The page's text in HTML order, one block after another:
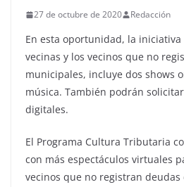
27 de octubre de 2020 Redacción
En esta oportunidad, la
vecinas y los vecinos que no
municipales, incluye dos shows
música. También podrán
digitales.
El Programa Cultura Tributaria
con más espectáculos virtuales
vecinos que no registran deudas